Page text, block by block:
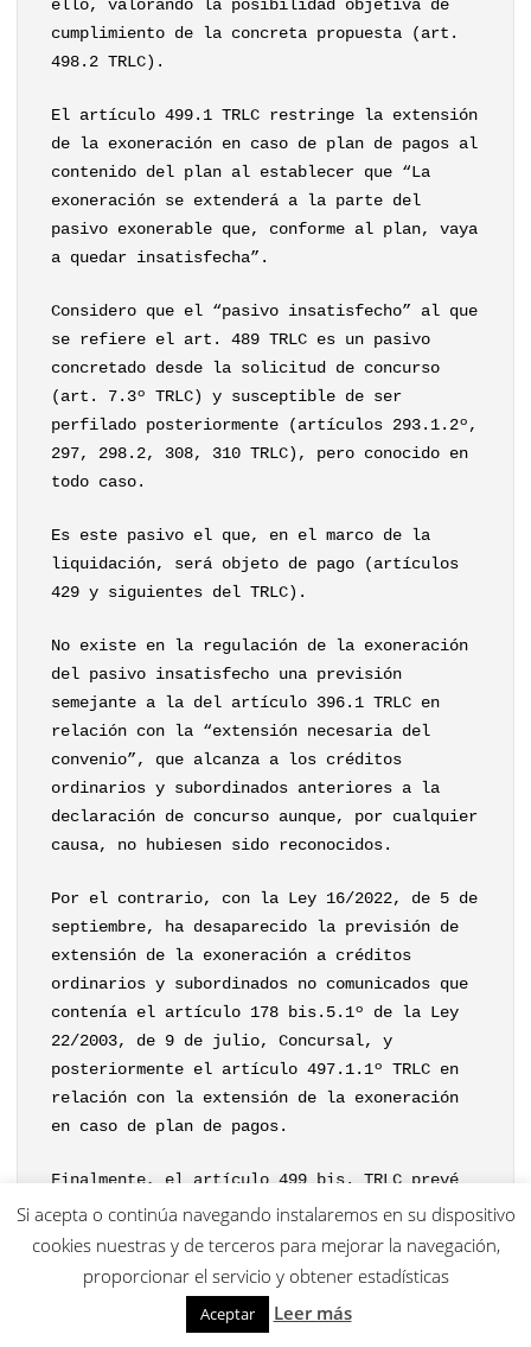
ello, valorando la posibilidad objetiva de
cumplimiento de la concreta propuesta (art.
498.2 TRLC).
El artículo 499.1 TRLC restringe la extensión
de la exoneración en caso de plan de pagos al
contenido del plan al establecer que “La
exoneración se extenderá a la parte del
pasivo exonerable que, conforme al plan, vaya
a quedar insatisfecha”.
Considero que el “pasivo insatisfecho” al que
se refiere el art. 489 TRLC es un pasivo
concretado desde la solicitud de concurso
(art. 7.3º TRLC) y susceptible de ser
perfilado posteriormente (artículos 293.1.2º,
297, 298.2, 308, 310 TRLC), pero conocido en
todo caso.
Es este pasivo el que, en el marco de la
liquidación, será objeto de pago (artículos
429 y siguientes del TRLC).
No existe en la regulación de la exoneración
del pasivo insatisfecho una previsión
semejante a la del artículo 396.1 TRLC en
relación con la “extensión necesaria del
convenio”, que alcanza a los créditos
ordinarios y subordinados anteriores a la
declaración de concurso aunque, por cualquier
causa, no hubiesen sido reconocidos.
Por el contrario, con la Ley 16/2022, de 5 de
septiembre, ha desaparecido la previsión de
extensión de la exoneración a créditos
ordinarios y subordinados no comunicados que
contenía el artículo 178 bis.5.1º de la Ley
22/2003, de 9 de julio, Concursal, y
posteriormente el artículo 497.1.1º TRLC en
relación con la extensión de la exoneración
en caso de plan de pagos.
Finalmente, el artículo 499 bis. TRLC prevé
la alteración significativa de la situación
económica del deudor, pero no existe
previsión alguna en la norma de aparición de
nuevos créditos.
Si acepta o continúa navegando instalaremos en su dispositivo
cookies nuestras y de terceros para mejorar la navegación,
proporcionar el servicio y obtener estadísticas
Aceptar Leer más